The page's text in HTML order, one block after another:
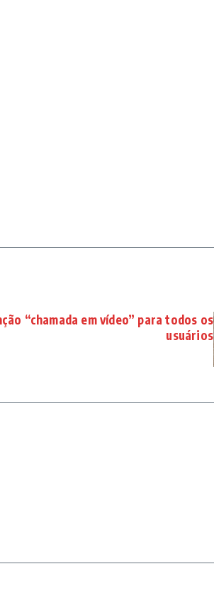
“chamada em vídeo” para todos os
usuários